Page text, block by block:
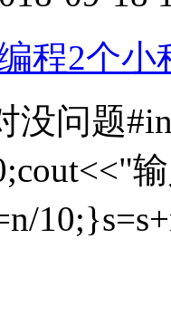
程2个小
问题